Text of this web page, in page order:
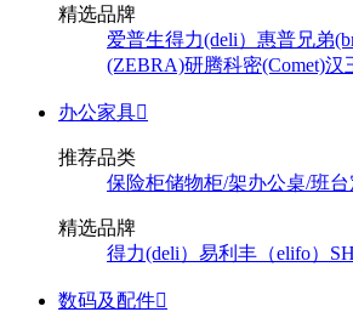
精选品牌
爱普生得力(deli） 惠普兄弟
(ZEBRA)研腾科密(Comet)汉
办公家具
推荐品类
保险柜储物柜/架办公桌/班台
精选品牌
得力(deli） 易利丰（elifo） SH
数码及配件